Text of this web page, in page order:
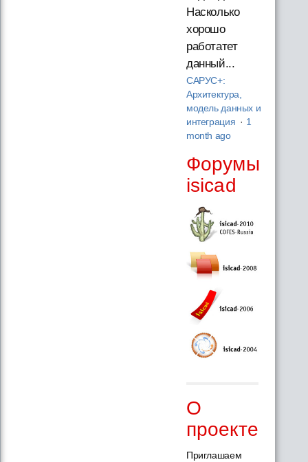
Насколько
хорошо
работатет
данный...
САРУС+:
Архитектура,
модель данных и
интеграция · 1
month ago
Форумы
isicad
О
проекте
Приглашаем